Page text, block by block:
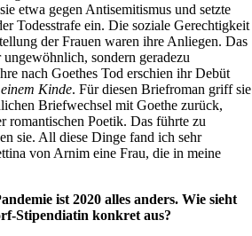
etwa gegen Antisemitismus und setzte
Todesstrafe ein. Die soziale Gerechtigkeit
der Frauen waren ihre Anliegen. Das
sondern geradezu
nach Goethes Tod erschien ihr Debüt
Kinde. Für diesen Briefroman griff sie
Briefwechsel mit Goethe zurück,
romantischen Poetik. Das führte zu
sie. All diese Dinge fand ich sehr
von Arnim eine Frau, die in meine
ist 2020 alles anders. Wie sieht
Stipendiatin konkret aus?